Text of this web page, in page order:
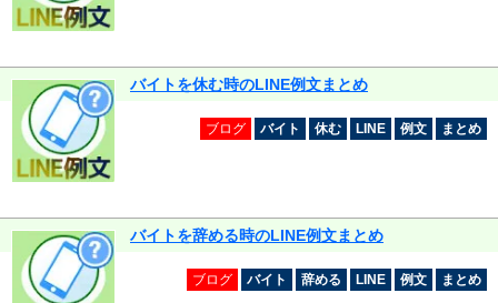
バイトを休む時のLINE例文まとめ
ブログ バイト 休む LINE 例文 まとめ
バイトを辞める時のLINE例文まとめ
ブログ バイト 辞める LINE 例文 まとめ